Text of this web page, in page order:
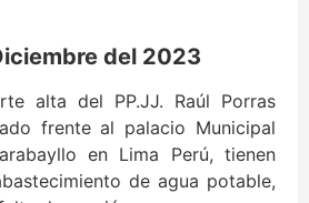
del 2023
alta del PP.JJ. Raúl Porras
frente al palacio Municipal
en Lima Perú, tienen
de agua potable,